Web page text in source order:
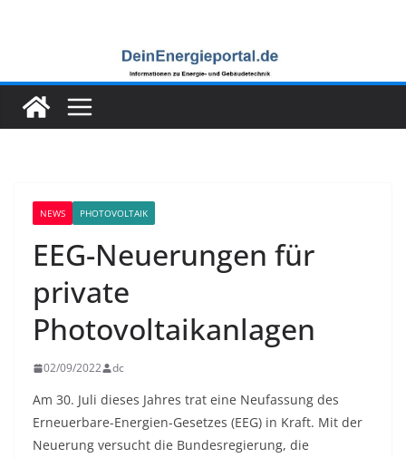
NEWS PHOTOVOLTAIK
EEG-Neuerungen für
private
Photovoltaikanlagen
02/09/2022 dc
Am 30. Juli dieses Jahres trat eine Neufassung des
Erneuerbare-Energien-Gesetzes (EEG) in Kraft. Mit der
Neuerung versucht die Bundesregierung, die